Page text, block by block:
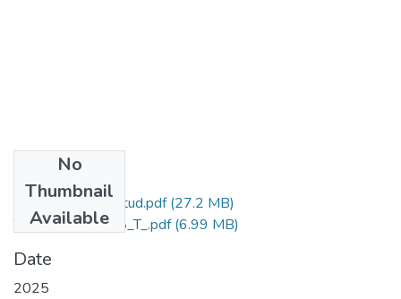
No
Thumbnail
Available
Grado de Similitud.pdf(27.2 MB)
T036_72422208_T_.pdf(6.99 MB)
Date
2025